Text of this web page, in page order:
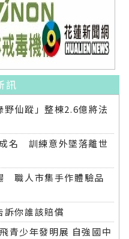
訊
仙蹤」整棟2.6億將法
名 訓練意外墜落離世
職人市集手作體驗品
訴你誰該賠償
青少年發明展 自強國中